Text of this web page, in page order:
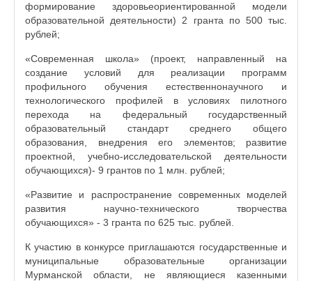
формирование здоровьеориентированной модели
образовательной деятельности) 2 гранта по 500 тыс.
рублей;
«Современная школа» (проект, направленный на
создание условий для реализации программ
профильного обучения естественнонаучного и
технологического профилей в условиях пилотного
перехода на федеральный государственный
образовательный стандарт среднего общего
образования, внедрения его элементов; развитие
проектной, учебно-исследовательской деятельности
обучающихся)- 9 грантов по 1 млн. рублей;
«Развитие и распространение современных моделей
развития научно-технического творчества
обучающихся» - 3 гранта по 625 тыс. рублей.
К участию в конкурсе приглашаются государственные и
муниципальные образовательные организации
Мурманской области, не являющиеся казенными